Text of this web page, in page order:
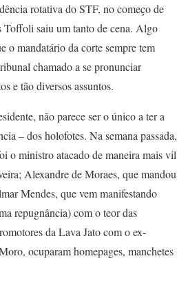
rotativa do STF, no começo de
Toffoli saiu um tanto de cena. Algo
o mandatário da corte sempre tem
chamado a se pronunciar
e tão diversos assuntos.
não parece ser o único a ter a
– dos holofotes. Na semana passada,
o ministro atacado de maneira mais vil
Alexandre de Moraes, que mandou
Mendes, que vem manifestando
repugnância) com o teor das
da Lava Jato com o ex-
ocuparam homepages, manchetes